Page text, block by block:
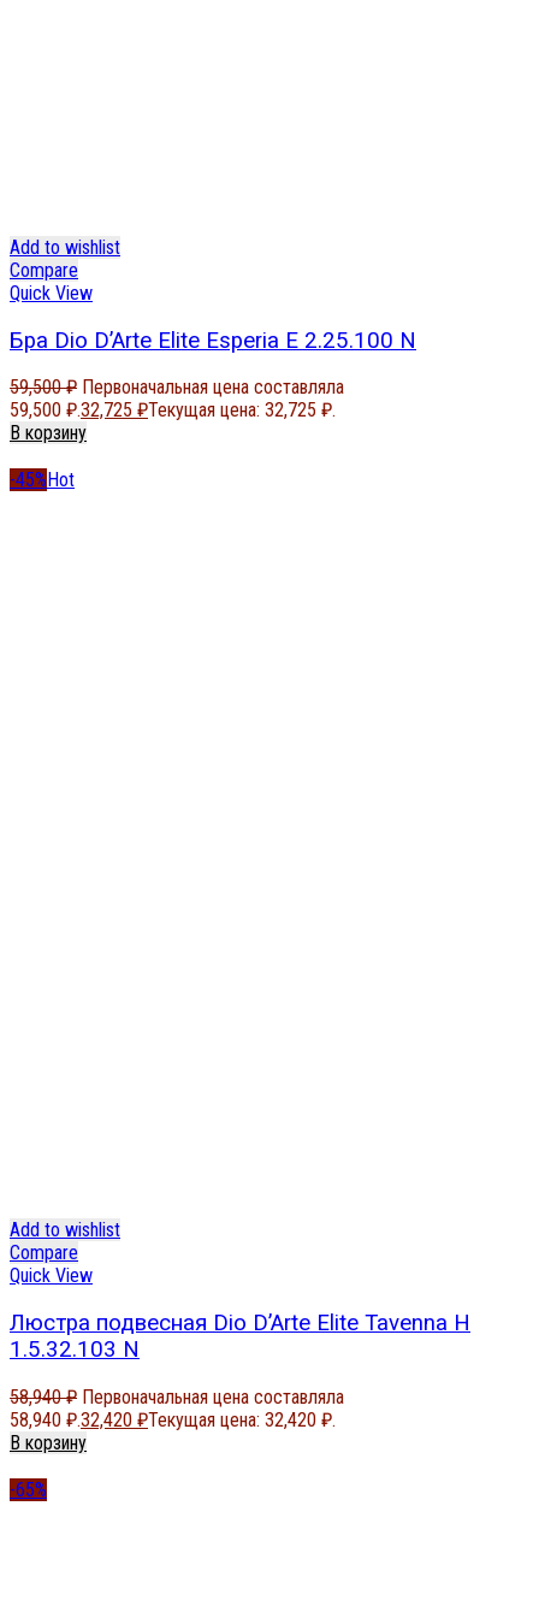
Add to wishlist
Compare
Quick View
Бра Dio D’Arte Elite Esperia E 2.25.100 N
59,500₽ Первоначальная цена составляла
59,500 ₽.32,725 ₽Текущая цена: 32,725 ₽.
В корзину
-45% Hot
Add to wishlist
Compare
Quick View
Люстра подвесная Dio D’Arte Elite Tavenna H
1.5.32.103 N
58,940₽ Первоначальная цена составляла
58,940 ₽.32,420 ₽Текущая цена: 32,420 ₽.
В корзину
-65%